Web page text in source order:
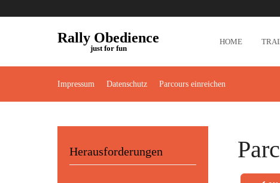
Rally Obedience
just for fun
HOME
Impressum Datenschutz Parcours einreichen
Herausforderungen